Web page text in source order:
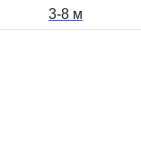
3-8 м